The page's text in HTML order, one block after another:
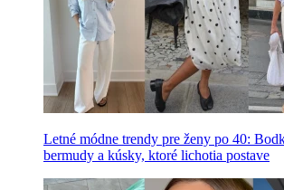
Letné módne trendy pre ženy po 40:
bermudy a kúsky, ktoré lichotia postave